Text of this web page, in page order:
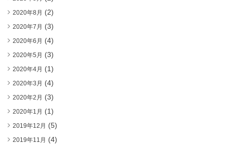
2020年8月 (2)
2020年7月 (3)
2020年6月 (4)
2020年5月 (3)
2020年4月 (1)
2020年3月 (4)
2020年2月 (3)
2020年1月 (1)
2019年12月 (5)
2019年11月 (4)